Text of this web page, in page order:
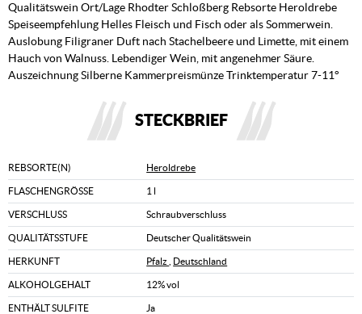
Qualitätswein Ort/Lage Rhodter Schloßberg Rebsorte Heroldrebe
Speiseempfehlung Helles Fleisch und Fisch oder als Sommerwein.
Auslobung Filigraner Duft nach Stachelbeere und Limette, mit einem
Hauch von Walnuss. Lebendiger Wein, mit angenehmer Säure.
Auszeichnung Silberne Kammerpreismünze Trinktemperatur 7-11°
STECKBRIEF
REBSORTE(N) Heroldrebe
FLASCHENGRÖSSE 1 l
VERSCHLUSS Schraubverschluss
QUALITÄTSSTUFE Deutscher Qualitätswein
HERKUNFT Pfalz Deutschland
ALKOHOLGEHALT 12% vol
ENTHÄLT SULFITE Ja